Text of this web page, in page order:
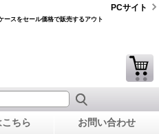
スをセール価格で販売するアウト
PCサイト
ちら お問い合わせ